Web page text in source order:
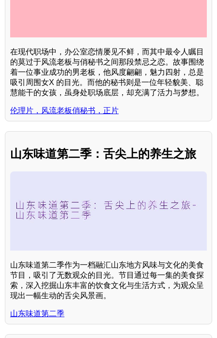
在现代职场中，办公室恋情屡见不鲜，而其中最令人瞩目
的莫过于风流老板与俏秘书之间那段禁忌之恋。故事围绕
着一位事业成功的男老板，他风度翩翩，魅力四射，总是
吸引周围女X 的目光。而他的秘书则是一位年轻貌美、聪
慧能干的女孩，虽身处职场底层，却充满了活力与梦想。
伦理片，风流老板俏秘书，正片
山东味道第二季：舌尖上的养生之旅
山东味道第二季作为一档融汇山东地方风味与文化的美食
节目，吸引了无数观众的目光。节目通过每一集的美食探
索，深入挖掘山东丰富的饮食文化与生活方式，为观众呈
现出一幅生动的舌尖风景画。
山东味道第二季